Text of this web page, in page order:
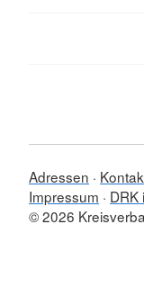
Adressen
Impressum
DRK
© 2026